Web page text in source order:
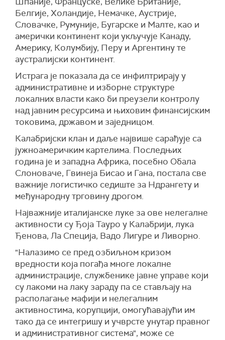
Белгије, Холандије, Немачке, Аустрије,
Словачке, Румуније, Бугарске и Малте, као и
амерички континент који укључује Канаду,
Америку, Колумбију, Перу и Аргентину те
аустралијски континент.
Истрага је показала да се инфилтрирају у
административне и изборне структуре
локалних власти како би преузели контролу
над јавним ресурсима и њиховим финансијским
токовима, државом и заједницом.
Калабријски клан и даље највише сарађује са
јужноамеричким картелима. Последњих
година је и западна Африка, посебно Обала
Слоноваче, Гвинеја Бисао и Гана, постала све
важније логистичко седиште за Ндрангету и
међународну трговину дрогом.
Најважније италијанске луке за ове нелегалне
активности су Ђоја Тауро у Калабрији, лука
Ђенова, Ла Специја, Вадо Лигуре и Ливорно.
"Налазимо се пред озбиљном кризом
вредности која погађа многе локалне
администрације, службенике јавне управе који
су лакоми на лаку зараду па се стављају на
располагање мафији и нелегалним
активностима, корупцији, омогућавајући им
тако да се интегришу и учврсте унутар правног
и административног система", може се